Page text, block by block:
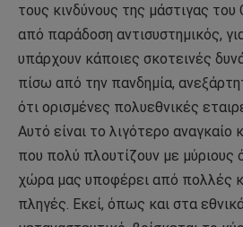
τους κινδύνους της μάστιγας
από παράδοση αντισυστημικός,
υπάρχουν κάποιες σκοτεινές
πίσω από την πανδημία,
ότι ορισμένες πολυεθνικές
Αυτό είναι το λιγότερο αναγκαίο
που πολύ πλουτίζουν με μύριους
χώρα μας υποφέρει από πολλές
πληγές. Εκεί, όπως και στα